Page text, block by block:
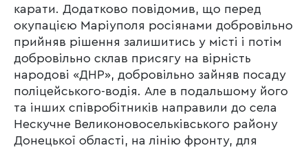
карати. Додатково повідомив, що перед
окупацією Маріуполя росіянами добровільно
прийняв рішення залишитись у місті і потім
добровільно склав присягу на вірність
народові «ДНР», добровільно зайняв посаду
поліцейського-водія. Але в подальшому його
та інших співробітників направили до села
Нескучне Великоновосельківського району
Донецької області, на лінію фронту, для